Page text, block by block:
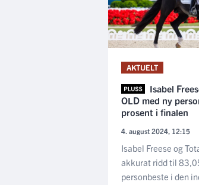
AKTUELT
Isabel
OLD med ny
prosent i finalen
4. august 2024, 12:15
Isabel Freese og
akkurat ridd til
personbeste i den